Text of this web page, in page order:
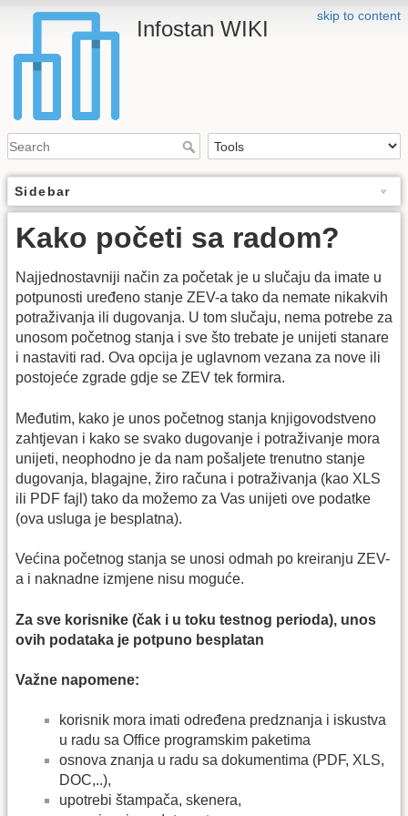
skip to content
Infostan WIKI
Sidebar
Kako početi sa radom?
Najjednostavniji način za početak je u slučaju da imate u
potpunosti uređeno stanje ZEV-a tako da nemate nikakvih
potraživanja ili dugovanja. U tom slučaju, nema potrebe za
unosom početnog stanja i sve što trebate je unijeti stanare
i nastaviti rad. Ova opcija je uglavnom vezana za nove ili
postojeće zgrade gdje se ZEV tek formira.
Međutim, kako je unos početnog stanja knjigovodstveno
zahtjevan i kako se svako dugovanje i potraživanje mora
unijeti, neophodno je da nam pošaljete trenutno stanje
dugovanja, blagajne, žiro računa i potraživanja (kao XLS
ili PDF fajl) tako da možemo za Vas unijeti ove podatke
(ova usluga je besplatna).
Većina početnog stanja se unosi odmah po kreiranju ZEV-
a i naknadne izmjene nisu moguće.
Za sve korisnike (čak i u toku testnog perioda), unos
ovih podataka je potpuno besplatan
Važne napomene:
korisnik mora imati određena predznanja i iskustva
u radu sa Office programskim paketima
osnova znanja u radu sa dokumentima (PDF, XLS,
DOC,..),
upotrebi štampača, skenera,